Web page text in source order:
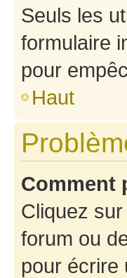
Seuls les
formulaire
pour
Haut
Comment
Cliquez
forum ou
pour écrire